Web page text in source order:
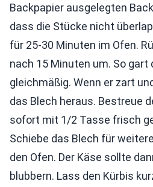
Backpapier ausgelegten
dass die Stücke nicht
für 25-30 Minuten im Ofen.
nach 15 Minuten um. So gart
gleichmäßig. Wenn er zart
das Blech heraus. Bestreue
sofort mit 1/2 Tasse frisch
Schiebe das Blech für
den Ofen. Der Käse sollte
blubbern. Lass den Kürbis